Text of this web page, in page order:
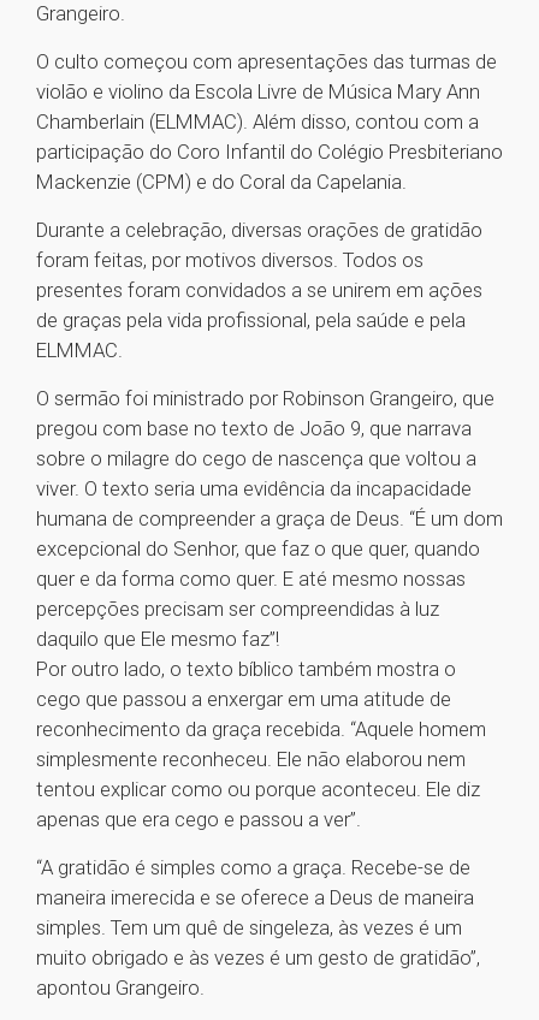
Grangeiro.
O culto começou com apresentações das turmas de
violão e violino da Escola Livre de Música Mary Ann
Chamberlain (ELMMAC). Além disso, contou com a
participação do Coro Infantil do Colégio Presbiteriano
Mackenzie (CPM) e do Coral da Capelania.
Durante a celebração, diversas orações de gratidão
foram feitas, por motivos diversos. Todos os
presentes foram convidados a se unirem em ações
de graças pela vida profissional, pela saúde e pela
ELMMAC.
O sermão foi ministrado por Robinson Grangeiro, que
pregou com base no texto de João 9, que narrava
sobre o milagre do cego de nascença que voltou a
viver. O texto seria uma evidência da incapacidade
humana de compreender a graça de Deus. “É um dom
excepcional do Senhor, que faz o que quer, quando
quer e da forma como quer. E até mesmo nossas
percepções precisam ser compreendidas à luz
daquilo que Ele mesmo faz”!
Por outro lado, o texto bíblico também mostra o
cego que passou a enxergar em uma atitude de
reconhecimento da graça recebida. “Aquele homem
simplesmente reconheceu. Ele não elaborou nem
tentou explicar como ou porque aconteceu. Ele diz
apenas que era cego e passou a ver”.
“A gratidão é simples como a graça. Recebe-se de
maneira imerecida e se oferece a Deus de maneira
simples. Tem um quê de singeleza, às vezes é um
muito obrigado e às vezes é um gesto de gratidão”,
apontou Grangeiro.